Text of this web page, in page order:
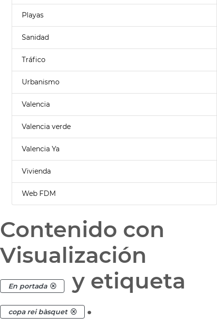
Playas
Sanidad
Tráfico
Urbanismo
Valencia
Valencia verde
Valencia Ya
Vivienda
Web FDM
Contenido con
Visualización
En portada y etiqueta
copa rei bàsquet .